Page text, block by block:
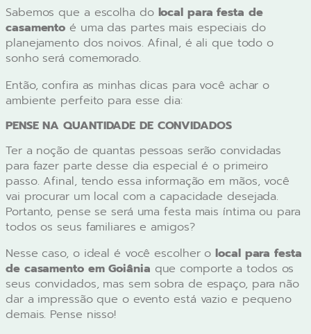
Sabemos que a escolha do local para festa de
casamento é uma das partes mais especiais do
planejamento dos noivos. Afinal, é ali que todo o
sonho será comemorado.
Então, confira as minhas dicas para você achar o
ambiente perfeito para esse dia:
PENSE NA QUANTIDADE DE CONVIDADOS
Ter a noção de quantas pessoas serão convidadas
para fazer parte desse dia especial é o primeiro
passo. Afinal, tendo essa informação em mãos, você
vai procurar um local com a capacidade desejada.
Portanto, pense se será uma festa mais íntima ou para
todos os seus familiares e amigos?
Nesse caso, o ideal é você escolher olocal para festa
de casamento em Goiânia que comporte a todos os
seus convidados, mas sem sobra de espaço, para não
dar a impressão que o evento está vazio e pequeno
demais. Pense nisso!